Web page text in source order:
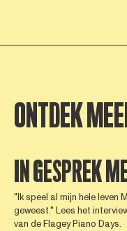
ONTDEK
IN GESPREK
"Ik speel al mijn hele leven
geweest." Lees het
van de Flagey Piano Days.